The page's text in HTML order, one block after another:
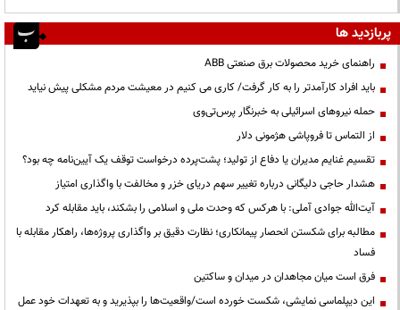
پربازدید ها
راهنمای خرید محصولات برق صنعتی ABB
باید افراد کارآمدتر را به کار گرفت/ کاری می کنیم در معیشت مردم مشکلی پیش نیاید
حمله نیروهای اسرائیلی به خبرنگار پرس‌تی‌وی
از التماس تا فروپاشی هژمونی دلار
تقسیم غنایم مدیران یا دفاع از تولید؛ پشت‌پرده درخواست توقف یک آیین‌نامه چه بود؟
هشدار حاجی دلیگانی درباره تغییر سهم دریای خزر و مخالفت با واگذاری امتیاز
آیت‌الله جوادی آملی: با هرکس که وحدت ملی و اسلامی را بشکند، باید مقابله کرد
مطالبه برای شکستن انحصار پیمانکاری؛ نظارت دقیق بر واگذاری پروژه‌ها، راهکار مقابله با
فساد
فرق است میان مجاهدان در میدان و ساکتین
این دیپلماسی نمایشی، شکست خورده است/واقعیت‌ها را بپذیرید و به تعهدات خود عمل